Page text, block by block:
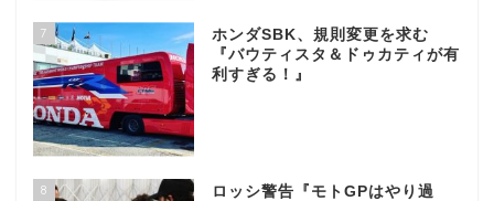
7
ホンダSBK、規則変更を求む
『バウティスタ＆ドゥカティが有
利すぎる！』
8
ロッシ警告『モトGPはやり過